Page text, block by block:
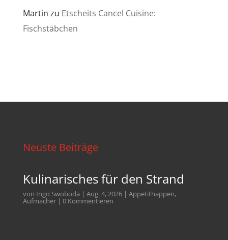
Martin zu Etscheits Cancel Cuisine:
Fischstäbchen
Neuste Beiträge
Kulinarisches für den Strand
von Ingo Swoboda | Aug. 4, 2026| Appetithappen,
Aufmacher| 0 Kommentieren